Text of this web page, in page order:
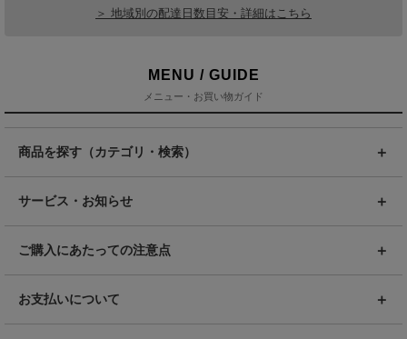
＞ 地域別の配達日数目安・詳細はこちら
MENU / GUIDE
メニュー・お買い物ガイド
商品を探す（カテゴリ・検索）
サービス・お知らせ
ご購入にあたっての注意点
お支払いについて